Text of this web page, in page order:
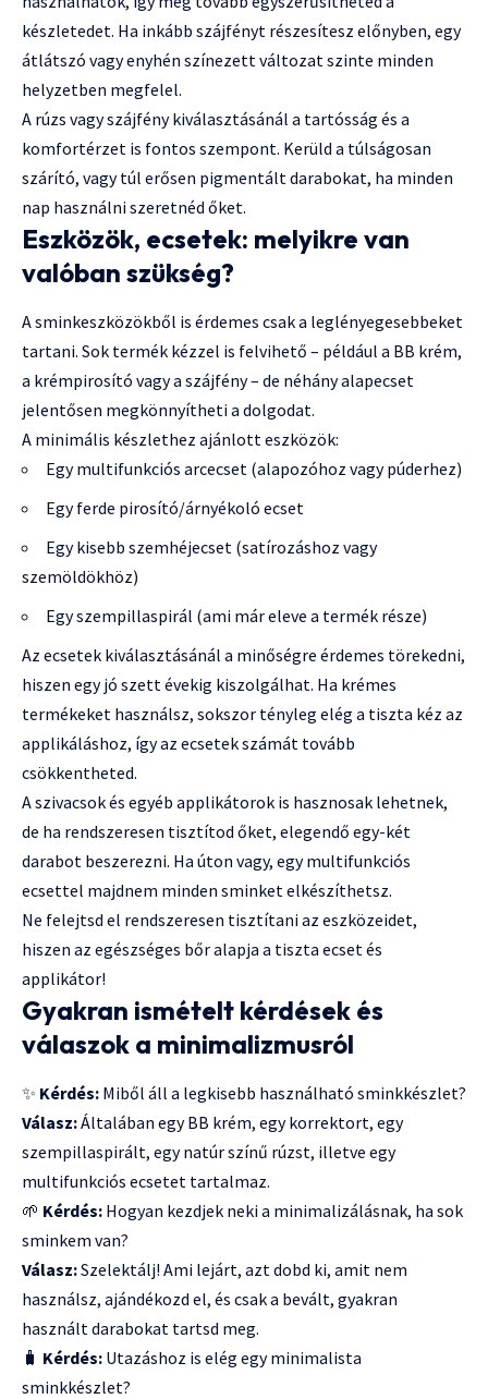
készletedet. Ha inkább szájfényt részesítesz előnyben, egy
átlátszó vagy enyhén színezett változat szinte minden
helyzetben megfelel.
A rúzs vagy szájfény kiválasztásánál a tartósság és a
komfortérzet is fontos szempont. Kerüld a túlságosan
szárító, vagy túl erősen pigmentált darabokat, ha minden
nap használni szeretnéd őket.
Eszközök, ecsetek: melyikre van
valóban szükség?
A sminkeszközökből is érdemes csak a leglényegesebbeket
tartani. Sok termék kézzel is felvihető – például a BB krém,
a krémpirosító vagy a szájfény – de néhány alapecset
jelentősen megkönnyítheti a dolgodat.
A minimális készlethez ajánlott eszközök:
Egy multifunkciós arcecset (alapozóhoz vagy púderhez)
Egy ferde pirosító/árnyékoló ecset
Egy kisebb szemhéjecset (satírozáshoz vagy
szemöldökhöz)
Egy szempillaspirál (ami már eleve a termék része)
Az ecsetek kiválasztásánál a minőségre érdemes törekedni,
hiszen egy jó szett évekig kiszolgálhat. Ha krémes
termékeket használsz, sokszor tényleg elég a tiszta kéz az
applikáláshoz, így az ecsetek számát tovább
csökkentheted.
A szivacsok és egyéb applikátorok is hasznosak lehetnek,
de ha rendszeresen tisztítod őket, elegendő egy-két
darabot beszerezni. Ha úton vagy, egy multifunkciós
ecsettel majdnem minden sminket elkészíthetsz.
Ne felejtsd el rendszeresen tisztítani az eszközeidet,
hiszen az egészséges bőr alapja a tiszta ecset és
applikátor!
Gyakran ismételt kérdések és
válaszok a minimalizmusról
✨ Kérdés: Miből áll a legkisebb használható sminkkészlet?
Válasz:Általában egy BB krém, egy korrektort, egy
szempillaspirált, egy natúr színű rúzst, illetve egy
multifunkciós ecsetet tartalmaz.
🌱 Kérdés: Hogyan kezdjek neki a minimalizálásnak, ha sok
sminkem van?
Válasz:Szelektálj! Ami lejárt, azt dobd ki, amit nem
használsz, ajándékozd el, és csak a bevált, gyakran
használt darabokat tartsd meg.
🧳 Kérdés: Utazáshoz is elég egy minimalista
sminkkészlet?